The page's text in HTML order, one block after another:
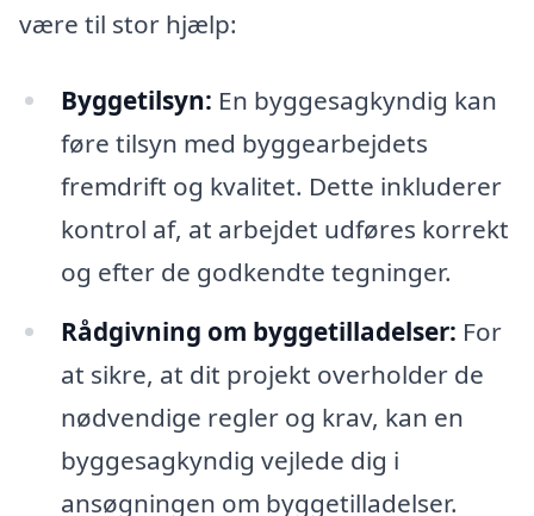
være til stor hjælp:
Byggetilsyn: En byggesagkyndig kan
føre tilsyn med byggearbejdets
fremdrift og kvalitet. Dette inkluderer
kontrol af, at arbejdet udføres korrekt
og efter de godkendte tegninger.
Rådgivning om byggetilladelser: For
at sikre, at dit projekt overholder de
nødvendige regler og krav, kan en
byggesagkyndig vejlede dig i
ansøgningen om byggetilladelser.